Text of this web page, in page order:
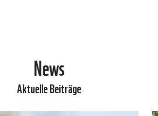
News
Aktuelle Beiträge